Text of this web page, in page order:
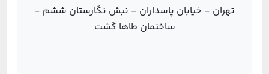
تهران - خیابان پاسداران - نبش نگارستان ششم -
ساختمان طاها گشت